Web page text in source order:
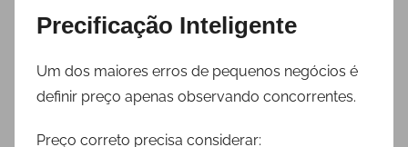
Precificação Inteligente
Um dos maiores erros de pequenos negócios é
definir preço apenas observando concorrentes.
Preço correto precisa considerar: